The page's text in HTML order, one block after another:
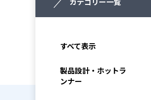
すべて表示
製品設計・ホットラ
ンナー